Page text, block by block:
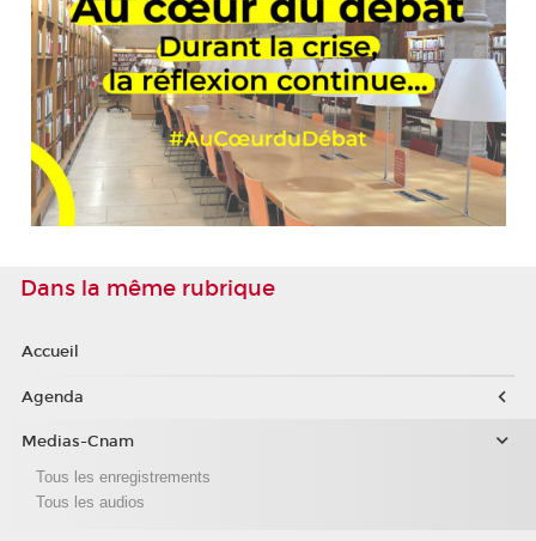
Dans la même rubrique
Accueil
Agenda
Medias-Cnam
Tous les enregistrements
Tous les audios